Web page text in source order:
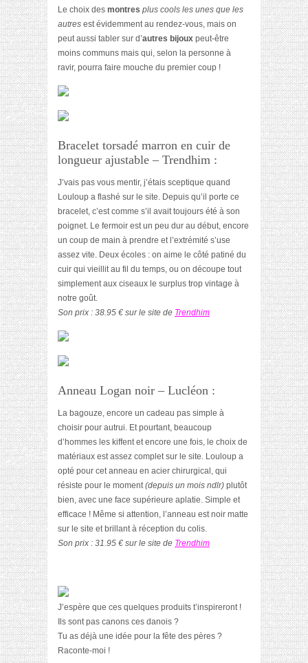
Le choix des montres plus cools les unes que les
autres est évidemment au rendez-vous, mais on
peut aussi tabler sur d’autres bijoux peut-être
moins communs mais qui, selon la personne à
ravir, pourra faire mouche du premier coup !
Bracelet torsadé marron en cuir de
longueur ajustable – Trendhim :
J’vais pas vous mentir, j’étais sceptique quand
Louloup a flashé sur le site. Depuis qu’il porte ce
bracelet, c’est comme s’il avait toujours été à son
poignet. Le fermoir est un peu dur au début, encore
un coup de main à prendre et l’extrémité s’use
assez vite. Deux écoles : on aime le côté patiné du
cuir qui vieillit au fil du temps, ou on découpe tout
simplement aux ciseaux le surplus trop vintage à
notre goût.
Son prix : 38.95 € sur le site de Trendhim
Anneau Logan noir – Lucléon :
La bagouze, encore un cadeau pas simple à
choisir pour autrui. Et pourtant, beaucoup
d’hommes les kiffent et encore une fois, le choix de
matériaux est assez complet sur le site. Louloup a
opté pour cet anneau en acier chirurgical, qui
résiste pour le moment(depuis un mois ndlr) plutôt
bien, avec une face supérieure aplatie. Simple et
efficace ! Même si attention, l’anneau est noir matte
sur le site et brillant à réception du colis.
Son prix : 31.95 € sur le site de Trendhim
J’espère que ces quelques produits t’inspireront !
Ils sont pas canons ces danois ?
Tu as déjà une idée pour la fête des pères ?
Raconte-moi !